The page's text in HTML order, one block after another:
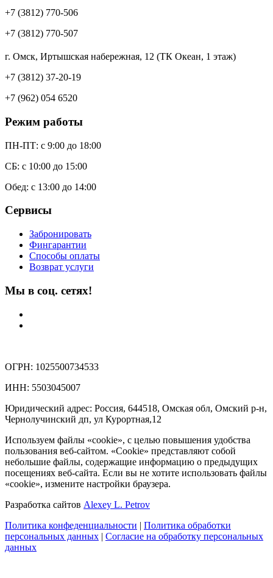
+7 (3812) 770-506
+7 (3812) 770-507
г. Омск, Иртышская набережная, 12 (ТК Океан, 1 этаж)
+7 (3812) 37-20-19
+7 (962) 054 6520
Режим работы
ПН-ПТ: c 9:00 до 18:00
СБ: с 10:00 до 15:00
Обед: с 13:00 до 14:00
Сервисы
Забронировать
Фингарантии
Способы оплаты
Возврат услуги
Мы в соц. сетях!
ОГРН: 1025500734533
ИНН: 5503045007
Юридический адрес: Россия, 644518, Омская обл, Омский р-н,
Чернолучинский дп, ул Курортная,12
Используем файлы «cookie», с целью повышения удобства
пользования веб-сайтом. «Cookie» представляют собой
небольшие файлы, содержащие информацию о предыдущих
посещениях веб-сайта. Если вы не хотите использовать файлы
«cookie», измените настройки браузера.
Разработка сайтов Alexey L. Petrov
Политика конфеденциальности | Политика обработки
персональных данных | Согласие на обработку персональных
данных